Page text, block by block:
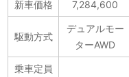
新車価格 7,284,600
駆動方式
デュアルモー
ターAWD
乗車定員